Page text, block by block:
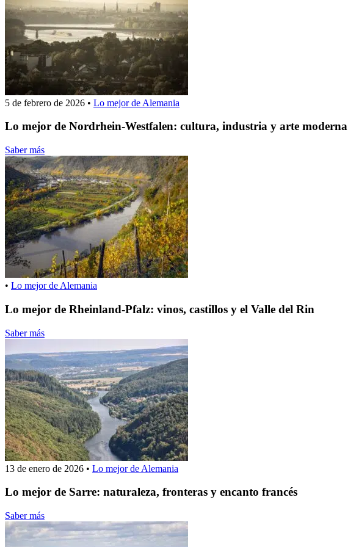
5 de febrero de 2026 • Lo mejor de Alemania
Lo mejor de Nordrhein-Westfalen: cultura, industria y arte moderna
Saber más
• Lo mejor de Alemania
Lo mejor de Rheinland-Pfalz: vinos, castillos y el Valle del Rin
Saber más
13 de enero de 2026 • Lo mejor de Alemania
Lo mejor de Sarre: naturaleza, fronteras y encanto francés
Saber más